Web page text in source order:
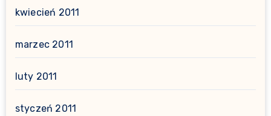
kwiecień 2011
marzec 2011
luty 2011
styczeń 2011